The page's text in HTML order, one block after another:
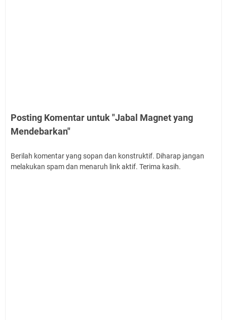
Posting Komentar untuk "Jabal Magnet yang
Mendebarkan"
Berilah komentar yang sopan dan konstruktif. Diharap jangan
melakukan spam dan menaruh link aktif. Terima kasih.